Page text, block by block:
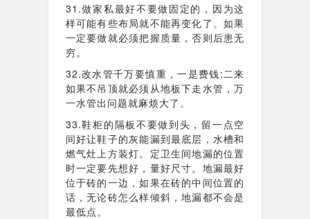
31.做家私最好不要做固定的，因为这
样可能有些布局就不能再变化了。如果
一定要做就必须把握质量，否则后患无
穷。
32.改水管千万要慎重，一是费钱;二来
如果不吊顶就必须从地板下走水管，万
一水管出问题就麻烦大了。
33.鞋柜的隔板不要做到头，留一点空
间好让鞋子的灰能漏到最底层，水槽和
燃气灶上方装灯。定卫生间地漏的位置
时一定要先想好，量好尺寸。地漏最好
位于砖的一边，如果在砖的中间位置的
话，无论砖怎么样倾斜，地漏都不会是
最低点。